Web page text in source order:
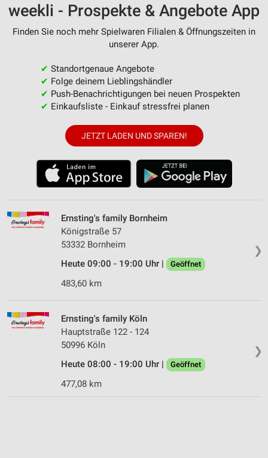
weekli - Prospekte & Angebote App
Finden Sie noch mehr Spielwaren Filialen & Öffnungszeiten in
unserer App.
✔ Standortgenaue Angebote
✔ Folge deinem Lieblingshändler
✔ Push-Benachrichtigungen bei neuen Prospekten
✔ Einkaufsliste - Einkauf stressfrei planen
JETZT LADEN UND SPAREN!
❯
Ernsting's family Bornheim
Königstraße 57
53332 Bornheim
Heute 09:00 - 19:00 Uhr |
Geöffnet
483,60 km
❯
Ernsting's family Köln
Hauptstraße 122 - 124
50996 Köln
Heute 08:00 - 19:00 Uhr |
Geöffnet
477,08 km